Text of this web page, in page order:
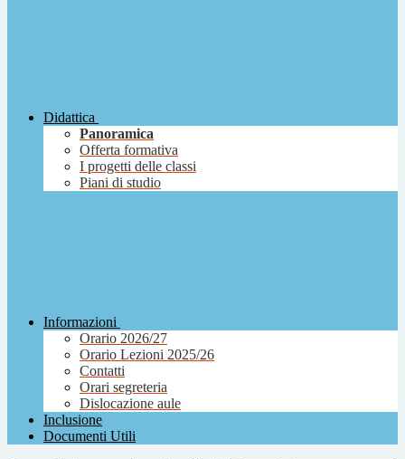
Didattica
Panoramica
Offerta formativa
I progetti delle classi
Piani di studio
Informazioni
Orario 2026/27
Orario Lezioni 2025/26
Contatti
Orari segreteria
Dislocazione aule
Inclusione
Documenti Utili